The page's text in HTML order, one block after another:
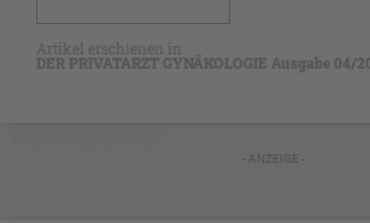
Artikel erschienen in
DER PRIVATARZT GYNÄKOLOGIE Ausgabe 04/
- ANZEIGE -